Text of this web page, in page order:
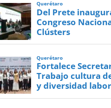
Querétaro
Del Prete
Congreso
Clústers
Querétaro
Fortalece
Trabajo cultura
y diversidad